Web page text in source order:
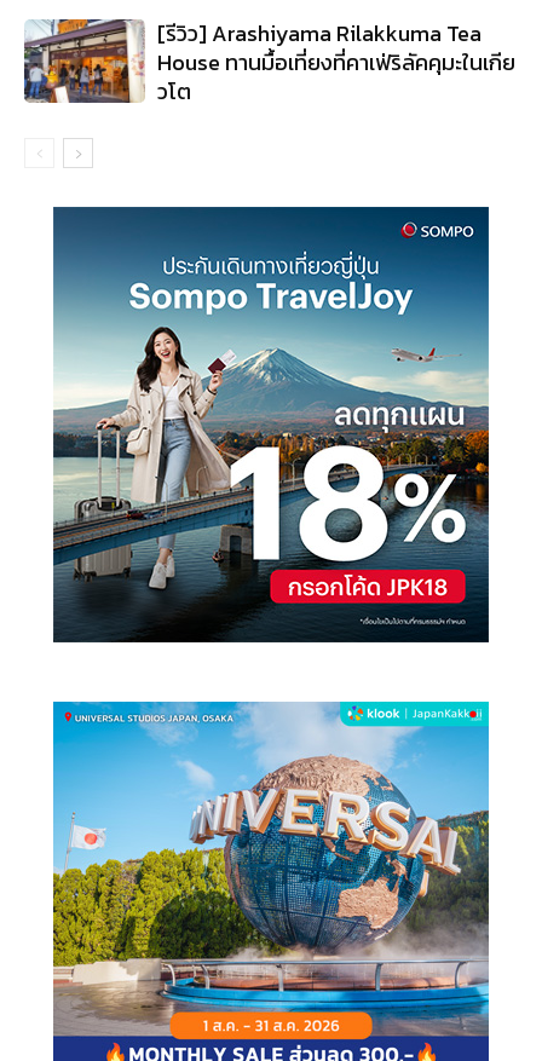
[รีวิว] Arashiyama Rilakkuma Tea
House ทานมื้อเที่ยงที่คาเฟ่ริลัคคุมะในเกีย
วโต